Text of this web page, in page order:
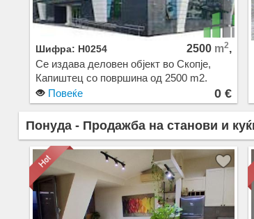
Шифра: H0254 2500 m2,
Се издава деловен објект во Скопје,
Капиштец со површина од 2500 m2.
Екстра: Паркинг. Цена: 0 EUR
Повеќе 0 €
Понуда - Продажба на станови и